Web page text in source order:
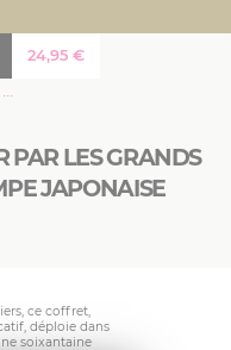
PAR LES GRANDS
JAPONAISE
24,95 €
ce coffret,
déploie dans
soixantaine